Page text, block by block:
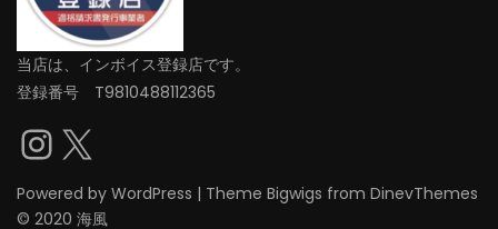
当店は、インボイス登録店です。
登録番号 T9810488112365
Instagram
X
Powered by WordPress | Theme Bigwigs from DinevThemes
© 2020 海風